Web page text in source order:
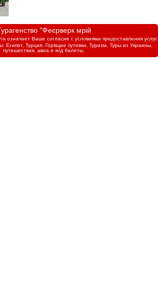
"Феєрверк мрій
означает Ваше согласие с условиями предоставления услуг.
Египет, Турция. Горящие путевки, Туризм, Туры из Украины,
путешествия, авиа и ж/д билеты.